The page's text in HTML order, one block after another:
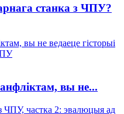
станка з ЧПУ?
вы не...